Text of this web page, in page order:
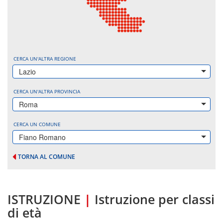
CERCA UN'ALTRA REGIONE
Lazio
CERCA UN'ALTRA PROVINCIA
Roma
CERCA UN COMUNE
Fiano Romano
TORNA AL COMUNE
ISTRUZIONE | Istruzione per classi
di età